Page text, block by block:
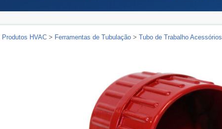
Produtos HVAC> Ferramentas de Tubulação> Tubo de Trabalho Acessórios